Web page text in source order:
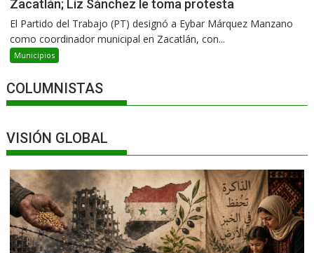
Zacatlán; Liz Sánchez le toma protesta
El Partido del Trabajo (PT) designó a Eybar Márquez Manzano
como coordinador municipal en Zacatlán, con...
Municipios
COLUMNISTAS
VISIÓN GLOBAL